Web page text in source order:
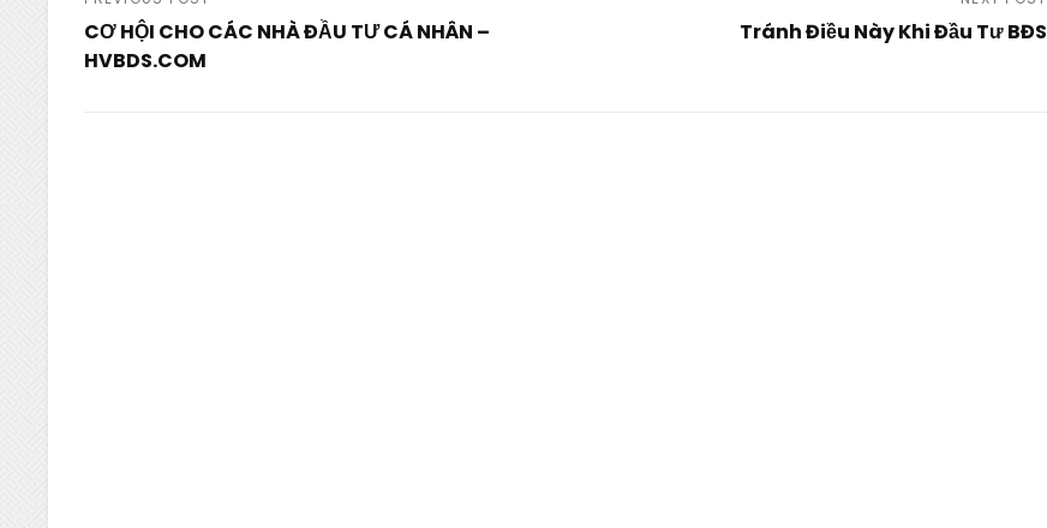
Post
navigation
CƠ HỘI CHO CÁC NHÀ ĐẦU TƯ CÁ NHÂN –
HVBDS.COM
Tránh Điều Này Khi Đầu Tư BĐS